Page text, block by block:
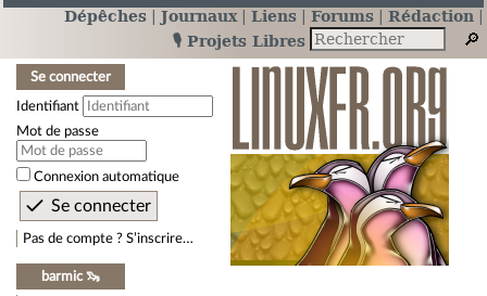
Dépêches Journaux Liens Forums
Rédaction
🎙️ Projets Libres
Se connecter
Identifiant
Mot de passe
Connexion automatique
Pas de compte ? S’inscrire…
barmic 🦦